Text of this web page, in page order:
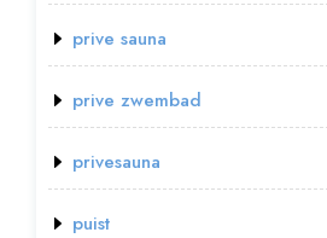
prive sauna
prive zwembad
privesauna
puist